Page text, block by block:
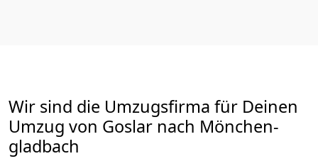
Wir sind die Umzugsfirma für Deinen
Umzug von Goslar nach Mönchen­
gladbach